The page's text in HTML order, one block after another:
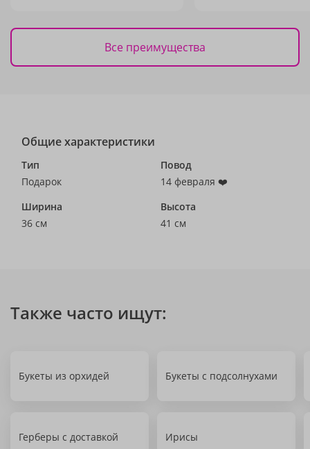
Все преимущества
Общие характеристики
Тип
Подарок
Повод
14 февраля ❤️
Ширина
36 см
Высота
41 см
Также часто ищут:
Букеты из орхидей Букеты с подсолнухами
Герберы с доставкой Ирисы